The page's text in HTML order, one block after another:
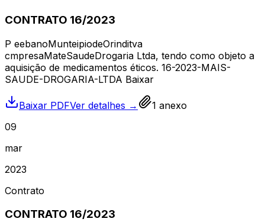
CONTRATO 16/2023
P eebanoMunteipiodeOrinditva
cmpresaMateSaudeDrogaria Ltda, tendo como objeto a
aquisição de medicamentos éticos. 16-2023-MAIS-
SAUDE-DROGARIA-LTDA Baixar
Baixar PDFVer detalhes → 1 anexo
09
mar
2023
Contrato
CONTRATO 16/2023